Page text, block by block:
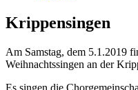
Krippensingen
Am Samstag, dem 5.1.2019
Weihnachtssingen an der
Es singen die